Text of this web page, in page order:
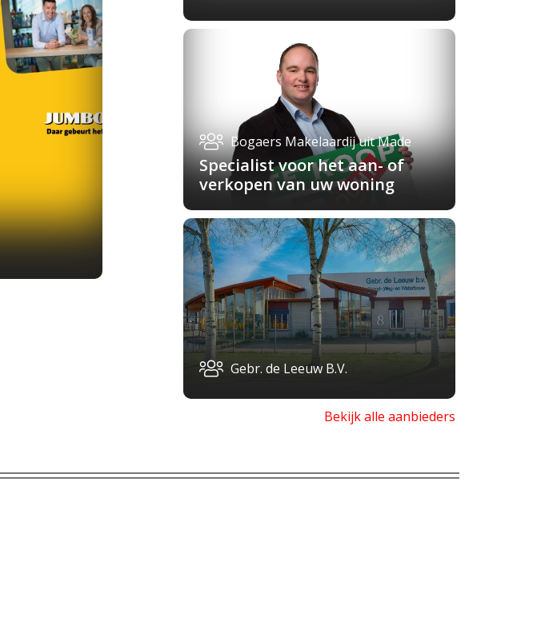
Bogaers Makelaardij uit Made
Specialist voor het aan- of
verkopen van uw woning
Gebr. de Leeuw B.V.
Bekijk alle aanbieders